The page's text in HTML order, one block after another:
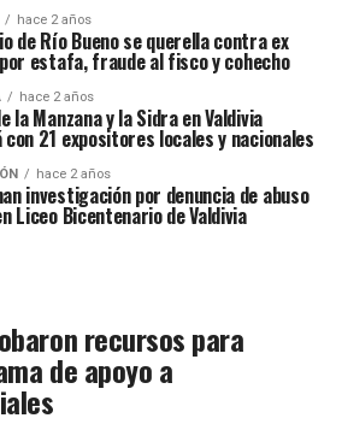
hace 2 años
de Río Bueno se querella contra ex
estafa, fraude al fisco y cohecho
hace 2 años
la Manzana y la Sidra en Valdivia
21 expositores locales y nacionales
hace 2 años
investigación por denuncia de abuso
Liceo Bicentenario de Valdivia
recursos para
de apoyo a